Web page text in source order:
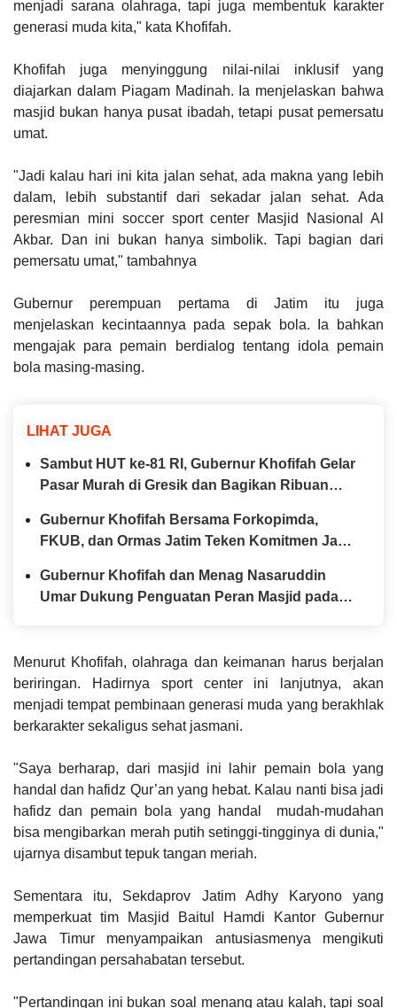
menjadi sarana olahraga, tapi juga membentuk karakter
generasi muda kita," kata Khofifah.
Khofifah juga menyinggung nilai-nilai inklusif yang
diajarkan dalam Piagam Madinah. Ia menjelaskan bahwa
masjid bukan hanya pusat ibadah, tetapi pusat pemersatu
umat.
"Jadi kalau hari ini kita jalan sehat, ada makna yang lebih
dalam, lebih substantif dari sekadar jalan sehat. Ada
peresmian mini soccer sport center Masjid Nasional Al
Akbar. Dan ini bukan hanya simbolik. Tapi bagian dari
pemersatu umat," tambahnya
Gubernur perempuan pertama di Jatim itu juga
menjelaskan kecintaannya pada sepak bola. Ia bahkan
mengajak para pemain berdialog tentang idola pemain
bola masing-masing.
LIHAT JUGA
Sambut HUT ke-81 RI, Gubernur Khofifah Gelar
Pasar Murah di Gresik dan Bagikan Ribuan
Gubernur Khofifah Bersama Forkopimda,
FKUB, dan Ormas Jatim Teken Komitmen Jaga
Gubernur Khofifah dan Menag Nasaruddin
Umar Dukung Penguatan Peran Masjid pada
Menurut Khofifah, olahraga dan keimanan harus berjalan
beriringan. Hadirnya sport center ini lanjutnya, akan
menjadi tempat pembinaan generasi muda yang berakhlak
berkarakter sekaligus sehat jasmani.
"Saya berharap, dari masjid ini lahir pemain bola yang
handal dan hafidz Qur’an yang hebat. Kalau nanti bisa jadi
hafidz dan pemain bola yang handal mudah-mudahan
bisa mengibarkan merah putih setinggi-tingginya di dunia,"
ujarnya disambut tepuk tangan meriah.
Sementara itu, Sekdaprov Jatim Adhy Karyono yang
memperkuat tim Masjid Baitul Hamdi Kantor Gubernur
Jawa Timur menyampaikan antusiasmenya mengikuti
pertandingan persahabatan tersebut.
"Pertandingan ini bukan soal menang atau kalah, tapi soal